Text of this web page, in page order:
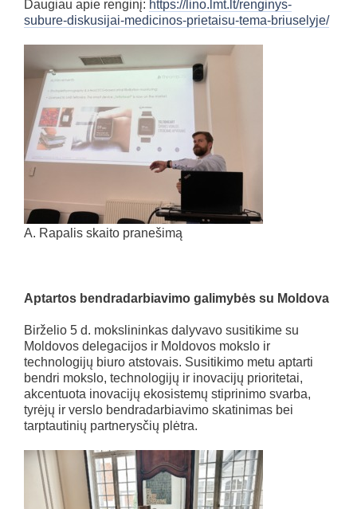
Daugiau apie renginį: https://lino.lmt.lt/renginys-
subure-diskusijai-medicinos-prietaisu-tema-briuselyje/
A. Rapalis skaito pranešimą
Aptartos bendradarbiavimo galimybės su Moldova
Birželio 5 d. mokslininkas dalyvavo susitikime su
Moldovos delegacijos ir Moldovos mokslo ir
technologijų biuro atstovais. Susitikimo metu aptarti
bendri mokslo, technologijų ir inovacijų prioritetai,
akcentuota inovacijų ekosistemų stiprinimo svarba,
tyrėjų ir verslo bendradarbiavimo skatinimas bei
tarptautinių partnerysčių plėtra.